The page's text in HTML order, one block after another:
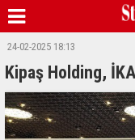
24-02-2025 18:13
Kipaş Holding,